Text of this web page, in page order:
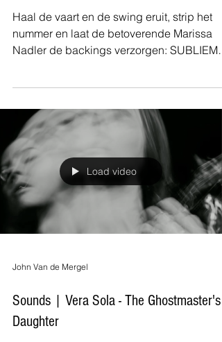
Haal de vaart en de swing eruit, strip het
nummer en laat de betoverende Marissa
Nadler de backings verzorgen: SUBLIEM
Load video
John Van de Mergel
Sounds | Vera Sola - The Ghostmaster's
Daughter